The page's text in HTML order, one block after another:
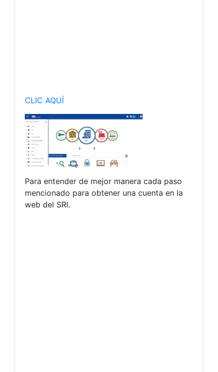
CLIC AQUÍ
Para entender de mejor manera cada paso
mencionado para obtener una cuenta en la
web del SRI.